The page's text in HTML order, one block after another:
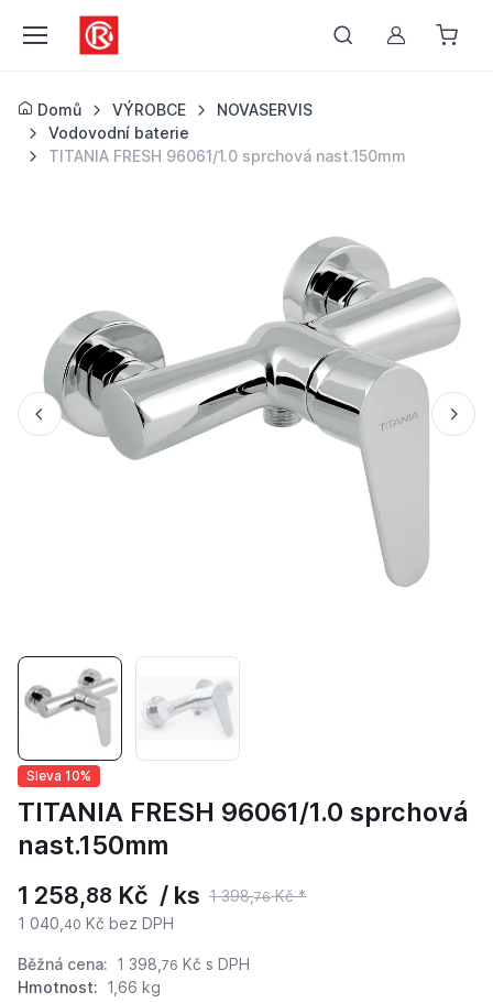
Můj účet
Domů VÝROBCE
NOVASERVIS
Vodovodní baterie
TITANIA FRESH 96061/1.0 sprchová nast.150mm
Sleva 10%
TITANIA FRESH 96061/1.0 sprchová
nast.150mm
1 258,88 Kč / ks 1 398,76Kč *
1 040, 40 Kč bez DPH
Běžná cena: 1 398, 76 Kč s DPH
Hmotnost: 1,66 kg